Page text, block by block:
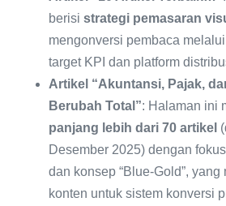
berisi strategi pemasaran
mengonversi pembaca
target KPI dan platform
Artikel “Akuntansi, Pajak,
Berubah Total”: Halaman ini
panjang lebih dari 70 artikel
Desember 2025) dengan
dan konsep “Blue-Gold”,
konten untuk sistem konversi